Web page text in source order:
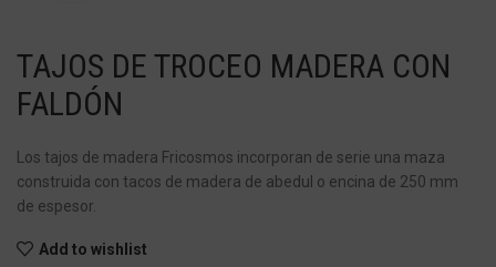
TAJOS DE TROCEO MADERA CON
FALDÓN
Los tajos de madera Fricosmos incorporan de serie una maza
construida con tacos de madera de abedul o encina de 250 mm
de espesor.
Add to wishlist